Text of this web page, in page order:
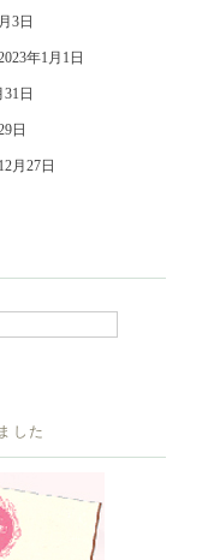
3日
年1月1日
日
日
月27日
した